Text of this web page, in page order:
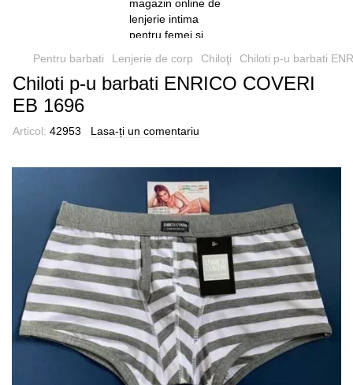
Pentru barbati Lenjerie de corp Chiloţi Chiloti p-u barbati
Chiloti p-u barbati ENRICO COVERI
EB 1696
Articol: 42953 Lasa-ți un comentariu